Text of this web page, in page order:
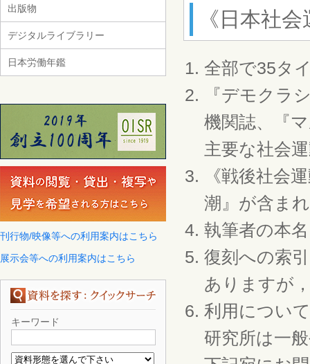
出版物
デジタルライブラリー
日本労働年鑑
刊行物/映像等への利用案内はこちら
展示会等への利用案内はこちら
キーワード
《日本社
全部で35タ
『デモクラ
機関誌、『
主要な社会
《戦後社会
潮』が含ま
執筆者の本
復刻への索
ありますが
利用について
研究所は一